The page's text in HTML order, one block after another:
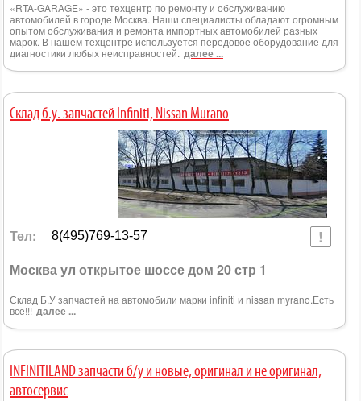
«RTA-GARAGE» - это техцентр по ремонту и обслуживанию
автомобилей в городе Москва. Наши специалисты обладают огромным
опытом обслуживания и ремонта импортных автомобилей разных
марок. В нашем техцентре используется передовое оборудование для
диагностики любых неисправностей. далее ...
Склад б.у. запчастей Infiniti, Nissan Murano
Тел: 8(495)769-13-57
Москва ул открытое шоссе дом 20 стр 1
Склад Б.У запчастей на автомобили марки infiniti и nissan myrano.Есть
всё!!! далее ...
INFINITILAND запчасти б/у и новые, оригинал и не оригинал,
автосервис